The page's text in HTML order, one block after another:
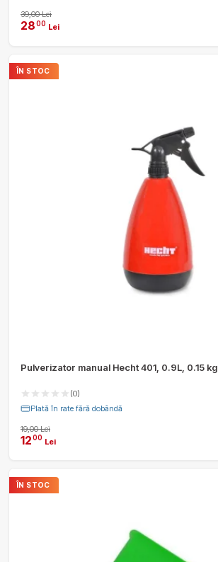
39,00 Lei
2800 Lei
ÎN STOC
Pulverizator manual Hecht 401, 0.9L, 0.15 kg
(0)
Plată în rate fără dobândă
19,00 Lei
1200 Lei
ÎN STOC